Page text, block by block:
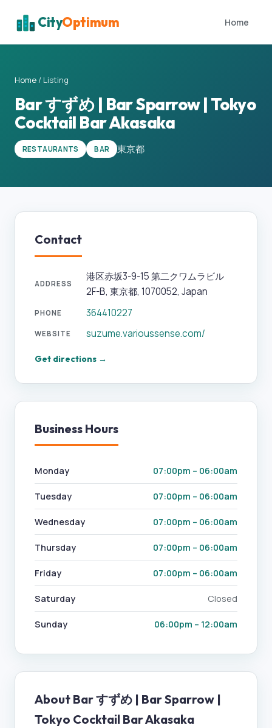
CityOptimum Home
Home / Listing
Bar すずめ | Bar Sparrow | Tokyo
Cocktail Bar Akasaka
RESTAURANTS BAR 東京都
Contact
ADDRESS
港区赤坂3-9-15 第二クワムラビル
2F-B, 東京都, 1070052, Japan
PHONE 364410227
WEBSITE suzume.varioussense.com/
Get directions →
Business Hours
Monday 07:00pm – 06:00am
Tuesday 07:00pm – 06:00am
Wednesday 07:00pm – 06:00am
Thursday 07:00pm – 06:00am
Friday 07:00pm – 06:00am
Saturday Closed
Sunday 06:00pm – 12:00am
About Bar すずめ | Bar Sparrow |
Tokyo Cocktail Bar Akasaka